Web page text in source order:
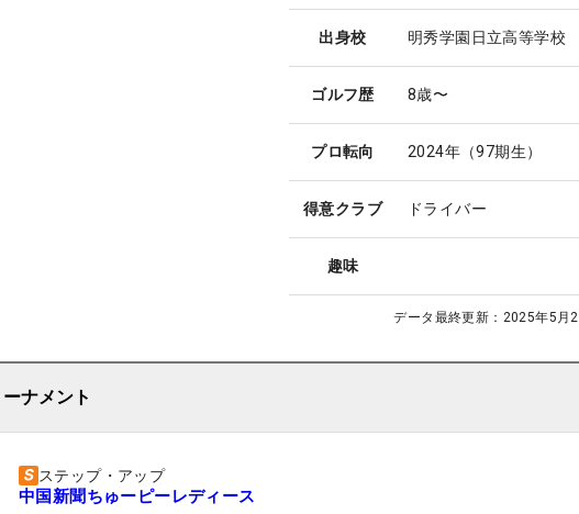
出身校 明秀学園日立高等学校
ゴルフ歴 8歳〜
プロ転向 2024年（97期生）
得意クラブ ドライバー
趣味
データ最終更新： 2025年5月
ナメント
ステップ・アップ
中国新聞ちゅーピーレディース